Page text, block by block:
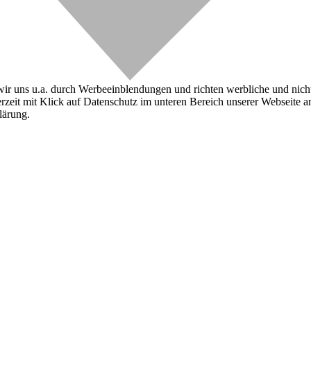
uns u.a. durch Werbeeinblendungen und richten werbliche und
mit Klick auf Datenschutz im unteren Bereich unserer Webseite